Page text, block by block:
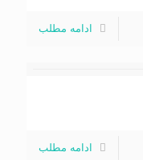
ادامه مطلب
ادامه مطلب